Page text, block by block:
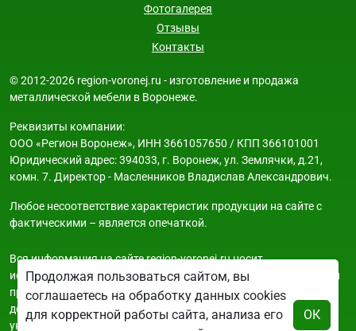
Фотогалерея
Отзывы
Контакты
© 2012-2026 region-voronej.ru - изготовление и продажа
металлической мебели в Воронеже.
Реквизиты компании:
ООО «Регион Воронеж», ИНН 3661057650 / КПП 366101001
Юридический адрес: 394033, г. Воронеж, ул. Землячки, д.21,
комн. 7. Директор - Масленников Владислав Александрович.
Любое несоответствие характеристик продукции на сайте с
фактическими – является опечаткой.
Вся информация на сайте region-voronej.ru носит
исключительно ознакомительный и справочный характер и ни
при каких условиях не является публичной офертой. Всю
дополнительную информацию можно узнать по телефонам
указанным на сайте.
Продолжая пользоваться сайтом, вы
соглашаетесь на обработку данных cookies
для корректной работы сайта, анализа его
ОК